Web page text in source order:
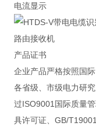
电流显示
路由接收机
产品证书
企业产品严格按照国
各省级、市级电力研
过ISO9001国际质量
具许可证、GB/